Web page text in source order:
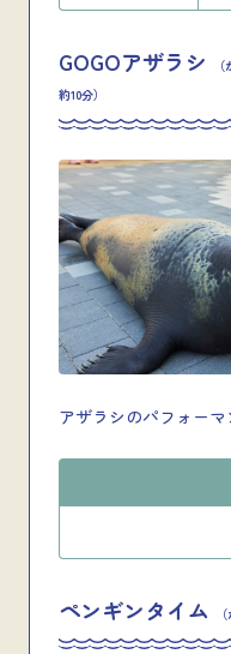
GOGOアザラシ
約10分）
アザラシのパフォーマ
ペンギンタイム